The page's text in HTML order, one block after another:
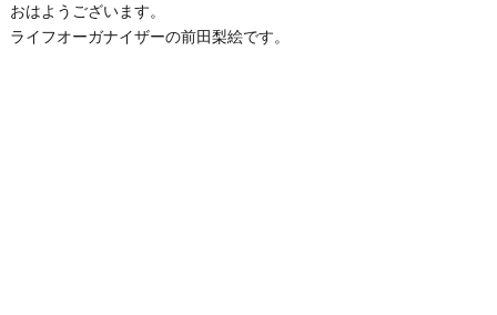
おはようございます。
ライフオーガナイザーの前田梨絵です。